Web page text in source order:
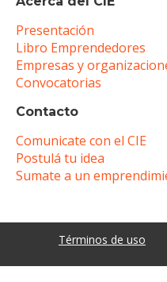
Presentación
Libro Emprendedores
Empresas y
Convocatorias
Contacto
Comunicate con el CIE
Postulá tu idea
Sumate a un
Términos de uso